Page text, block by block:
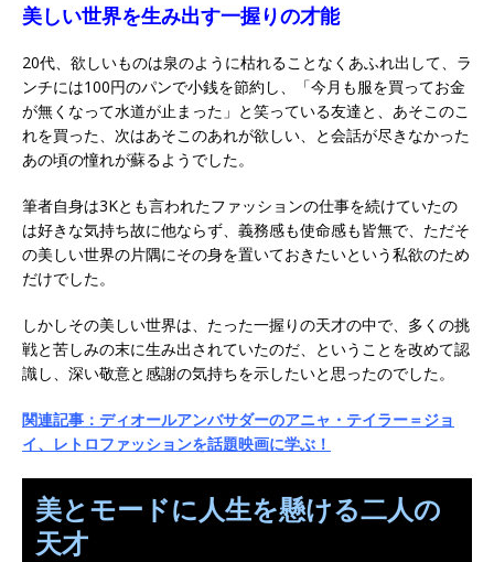
美しい世界を生み出す一握りの才能
20代、欲しいものは泉のように枯れることなくあふれ出して、ラ
ンチには100円のパンで小銭を節約し、「今月も服を買ってお金
が無くなって水道が止まった」と笑っている友達と、あそこのこ
れを買った、次はあそこのあれが欲しい、と会話が尽きなかった
あの頃の憧れが蘇るようでした。
筆者自身は3Kとも言われたファッションの仕事を続けていたの
は好きな気持ち故に他ならず、義務感も使命感も皆無で、ただそ
の美しい世界の片隅にその身を置いておきたいという私欲のため
だけでした。
しかしその美しい世界は、たった一握りの天才の中で、多くの挑
戦と苦しみの末に生み出されていたのだ、ということを改めて認
識し、深い敬意と感謝の気持ちを示したいと思ったのでした。
関連記事：ディオールアンバサダーのアニャ・テイラー＝ジョ
イ、レトロファッションを話題映画に学ぶ！
美とモードに人生を懸ける二人の
天才